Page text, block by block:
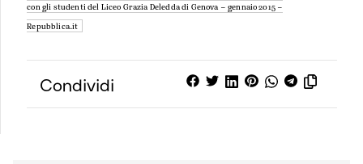
con gli studenti del Liceo Grazia Deledda di Genova – gennaio 2015 –
Repubblica.it
Condividi